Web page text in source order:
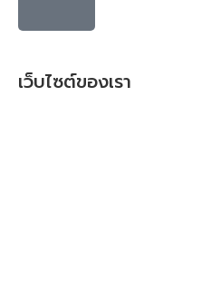
เว็บไซต์ของเรา